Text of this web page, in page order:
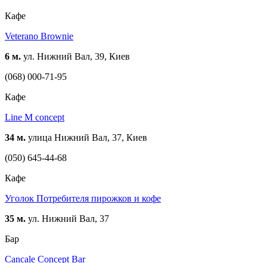
Кафе
Veterano Brownie
6 м. ул. Нижний Вал, 39, Киев
(068) 000-71-95
Кафе
Line M concept
34 м. улица Нижний Вал, 37, Киев
(050) 645-44-68
Кафе
Уголок Потребителя пирожков и кофе
35 м. ул. Нижний Вал, 37
Бар
Cancale Concept Bar